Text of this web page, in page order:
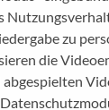
zu
die